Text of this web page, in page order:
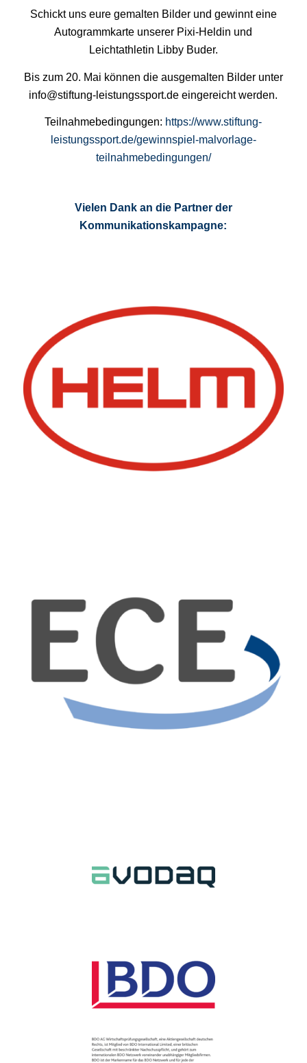
Schickt uns eure gemalten Bilder und gewinnt eine
Autogrammkarte unserer Pixi-Heldin und
Leichtathletin Libby Buder.
Bis zum 20. Mai können die ausgemalten Bilder unter
info@stiftung-leistungssport.de eingereicht werden.
Teilnahmebedingungen: https://www.stiftung-
leistungssport.de/gewinnspiel-malvorlage-
teilnahmebedingungen/
Vielen Dank an die Partner der
Kommunikationskampagne: